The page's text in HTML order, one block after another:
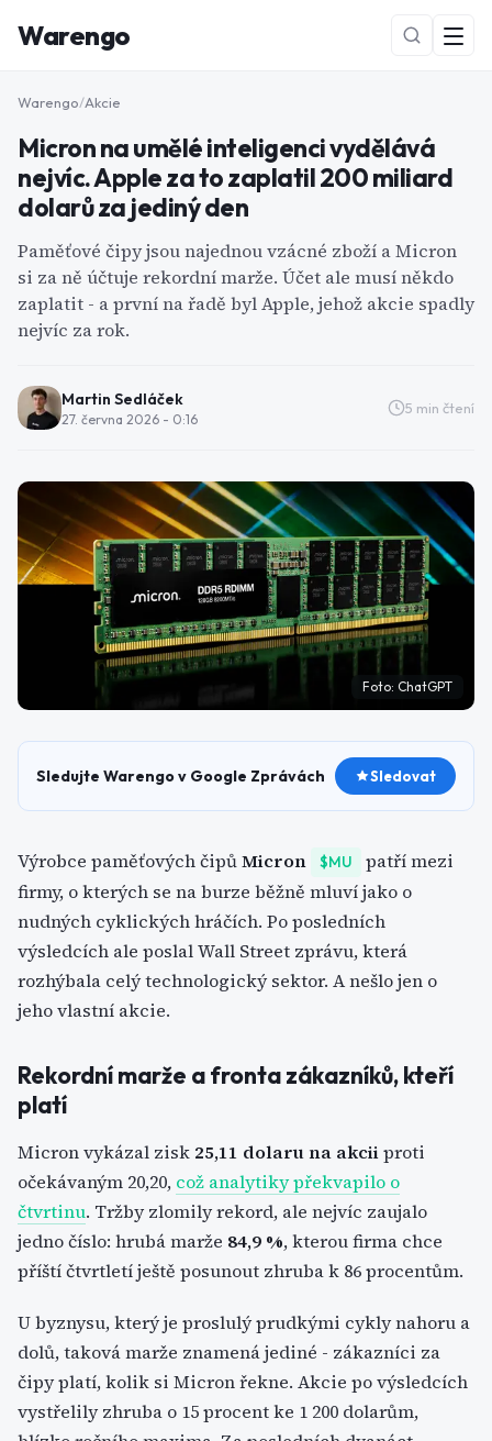
Warengo
NOVÉ
Warengo/Akcie
Micron na umělé inteligenci vydělává
nejvíc. Apple za to zaplatil 200 miliard
dolarů za jediný den
Paměťové čipy jsou najednou vzácné zboží a Micron
si za ně účtuje rekordní marže. Účet ale musí někdo
zaplatit - a první na řadě byl Apple, jehož akcie spadly
nejvíc za rok.
Martin Sedláček
27. června 2026 - 0:16
5 min čtení
Foto: ChatGPT
Sledujte Warengo v Google Zprávách Sledovat
Výrobce paměťových čipůMicron $MU
patří mezi
firmy, o kterých se na burze běžně mluví jako o
nudných cyklických hráčích. Po posledních
výsledcích ale poslal Wall Street zprávu, která
rozhýbala celý technologický sektor. A nešlo jen o
jeho vlastní akcie.
Rekordní marže a fronta zákazníků, kteří
platí
Micron vykázal zisk 25,11 dolaru na akciiproti
očekávaným 20,20, což analytiky překvapilo o
čtvrtinu. Tržby zlomily rekord, ale nejvíc zaujalo
jedno číslo: hrubá marže 84,9 %, kterou firma chce
příští čtvrtletí ještě posunout zhruba k 86 procentům.
U byznysu, který je proslulý prudkými cykly nahoru a
dolů, taková marže znamená jediné - zákazníci za
čipy platí, kolik si Micron řekne. Akcie po výsledcích
vystřelily zhruba o 15 procent ke 1 200 dolarům,